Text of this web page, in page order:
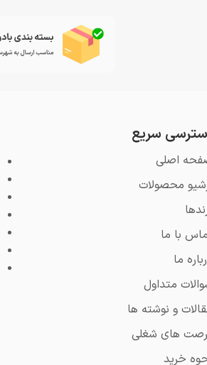
سریع
اصلی
محصولات
با ما
ما
متداول
و نوشته ها
های شغلی
خرید